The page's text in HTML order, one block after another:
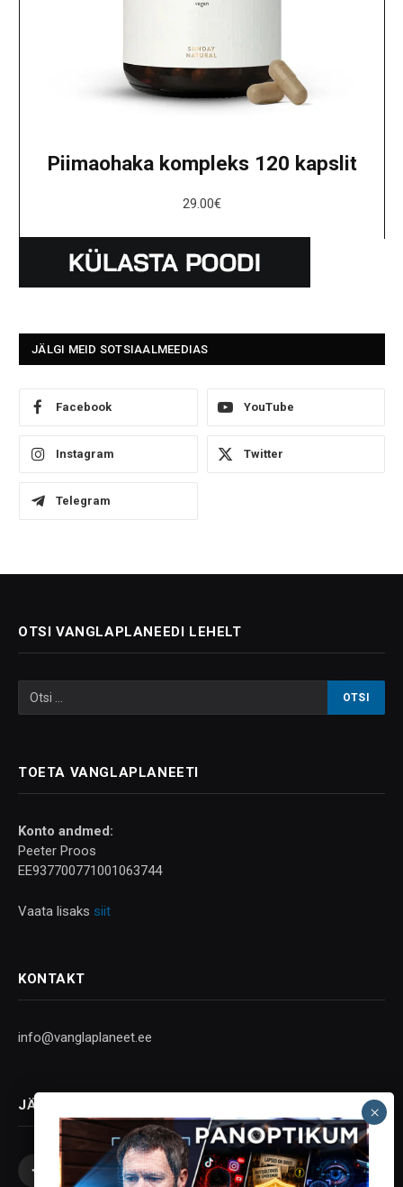
Piimaohaka kompleks 120 kapslit
29.00€
JÄLGI MEID SOTSIAALMEEDIAS
Facebook YouTube
Instagram Twitter
Telegram
OTSI VANGLAPLANEEDI LEHELT
TOETA VANGLAPLANEETI
Konto andmed:
Peeter Proos
EE937700771001063744
Vaata lisaks siit
KONTAKT
info@vanglaplaneet.ee
JÄLGI SOTSIAALMEEDIAS
Facebook
X InstagramYouTubeTelegram